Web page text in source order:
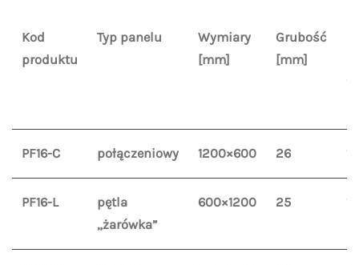
Kod
produktu
Typ panelu
Wymiary
[mm]
Grubość
[mm]
PF16-C połączeniowy 1200×600 26 16
PF16-L
pętla
„żarówka”
600×1200 25 16